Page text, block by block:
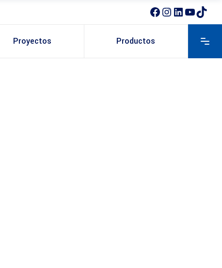
Facebook Instagram LinkedIn YouTube TikTok
Proyectos Productos